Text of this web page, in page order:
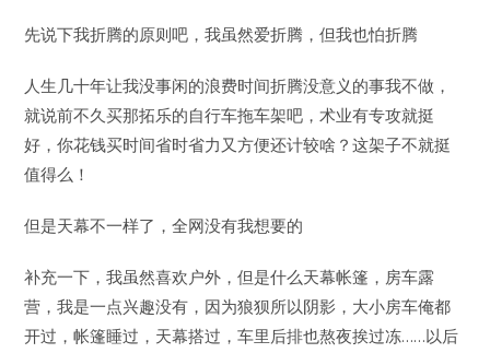
先说下我折腾的原则吧，我虽然爱折腾，但我也怕折腾
人生几十年让我没事闲的浪费时间折腾没意义的事我不做，
就说前不久买那拓乐的自行车拖车架吧，术业有专攻就挺
好，你花钱买时间省时省力又方便还计较啥？这架子不就挺
值得么！
但是天幕不一样了，全网没有我想要的
补充一下，我虽然喜欢户外，但是什么天幕帐篷，房车露
营，我是一点兴趣没有，因为狼狈所以阴影，大小房车俺都
开过，帐篷睡过，天幕搭过，车里后排也熬夜挨过冻……以后